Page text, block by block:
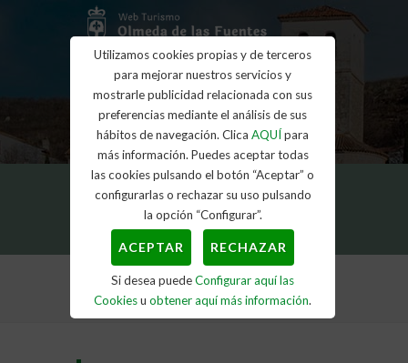
Utilizamos cookies propias y de terceros
para mejorar nuestros servicios y
mostrarle publicidad relacionada con sus
preferencias mediante el análisis de sus
hábitos de navegación. ClicaAQUÍ para
más información. Puedes aceptar todas
las cookies pulsando el botón “Aceptar” o
configurarlas o rechazar su uso pulsando
la opción “Configurar”.
ACEPTAR RECHAZAR
Si desea puedeConfigurar aquí las
Cookiesuobtener aquí más información.
Inicio Información turística